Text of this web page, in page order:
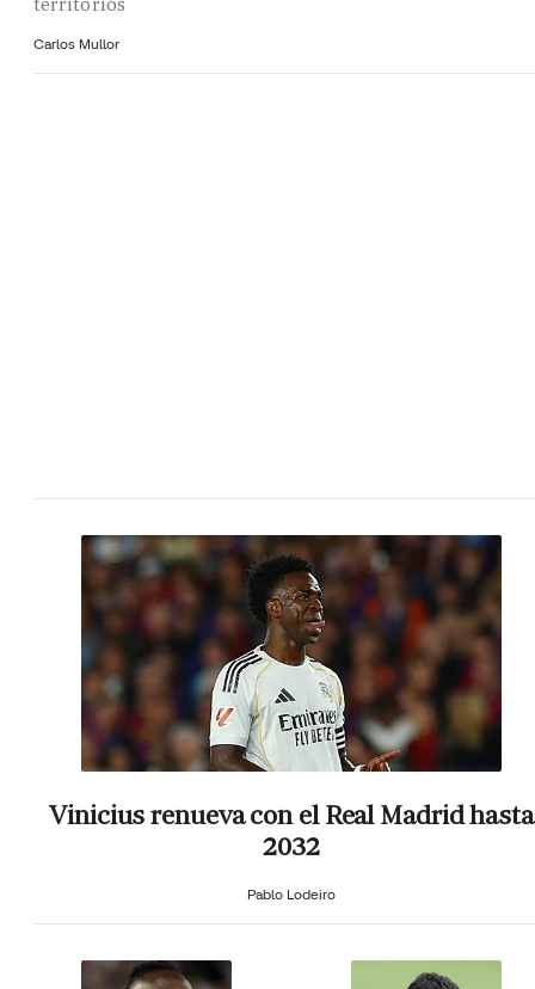
territorios
Carlos Mullor
Vinicius renueva con el Real Madrid hasta
2032
Pablo Lodeiro